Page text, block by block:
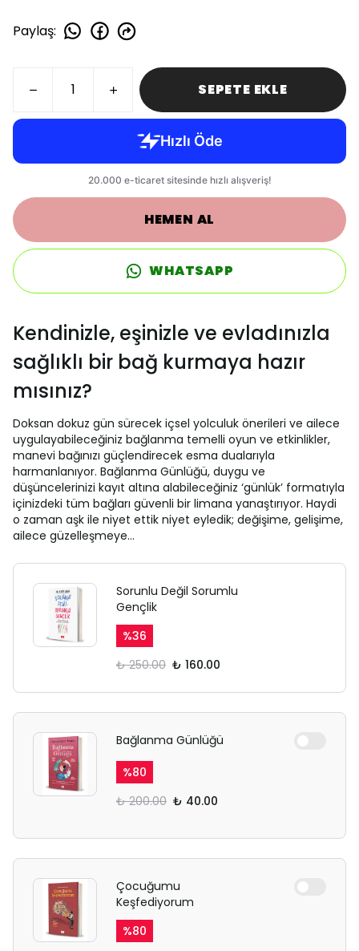
Paylaş:
SEPETE EKLE
HEMEN AL
WHATSAPP
Kendinizle, eşinizle ve evladınızla
sağlıklı bir bağ kurmaya hazır
mısınız?
Doksan dokuz gün sürecek içsel yolculuk önerileri ve ailece
uygulayabileceğiniz bağlanma temelli oyun ve etkinlikler,
manevi bağınızı güçlendirecek esma dualarıyla
harmanlanıyor. Bağlanma Günlüğü, duygu ve
düşüncelerinizi kayıt altına alabileceğiniz ‘günlük’ formatıyla
içinizdeki tüm bağları güvenli bir limana yanaştırıyor. Haydi
o zaman aşk ile niyet ettik niyet eyledik; değişime, gelişime,
ailece güzelleşmeye…
Sorunlu Değil Sorumlu
Gençlik
%36
₺ 250.00 ₺ 160.00
Bağlanma Günlüğü
%80
₺ 200.00 ₺ 40.00
Çocuğumu
Keşfediyorum
%80